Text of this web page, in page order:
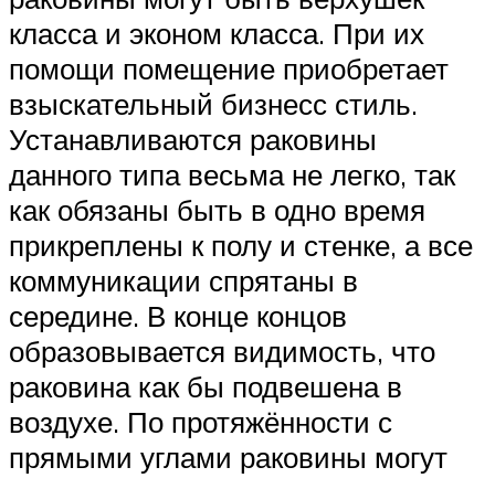
класса и эконом класса. При их
помощи помещение приобретает
взыскательный бизнесс стиль.
Устанавливаются раковины
данного типа весьма не легко, так
как обязаны быть в одно время
прикреплены к полу и стенке, а все
коммуникации спрятаны в
середине. В конце концов
образовывается видимость, что
раковина как бы подвешена в
воздухе. По протяжённости с
прямыми углами раковины могут